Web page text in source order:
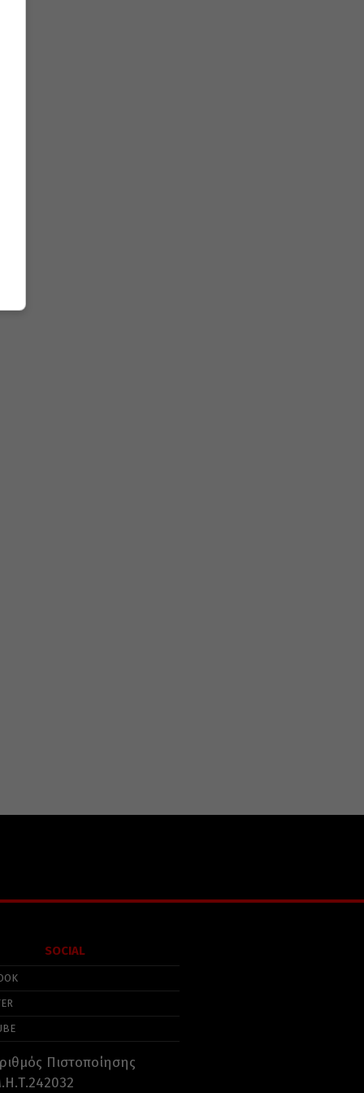
SOCIAL
Πιστοποίησης